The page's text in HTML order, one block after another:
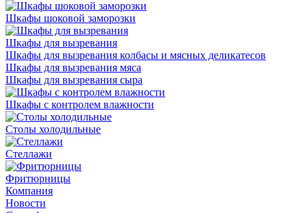
Шкафы шоковой заморозки
Шкафы для вызревания
Шкафы для вызревания колбасы и мясных деликатесов
Шкафы для вызревания мяса
Шкафы для вызревания сыра
Шкафы с контролем влажности
Столы холодильные
Стеллажи
Фритюрницы
Компания
Новости